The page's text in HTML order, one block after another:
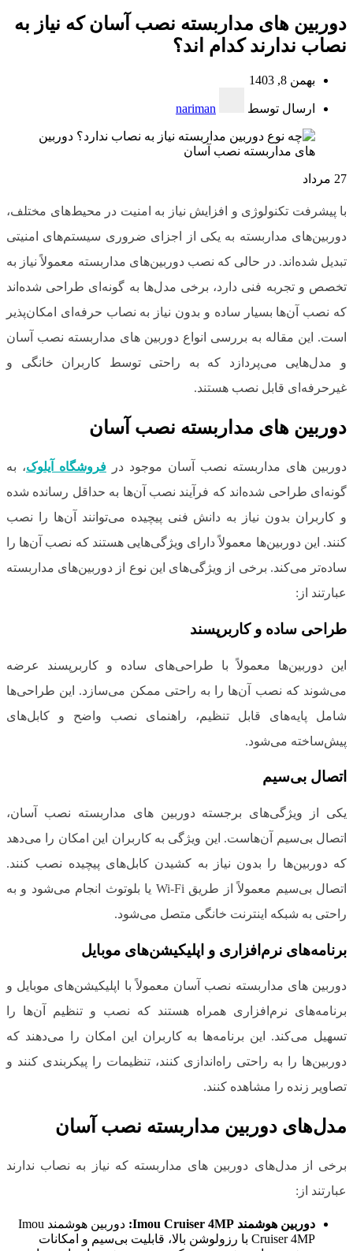
دوربین های مداربسته نصب آسان که نیاز به
نصاب ندارند کدام اند؟
بهمن 8, 1403
ارسال توسط nariman
27 مرداد
با پیشرفت تکنولوژی و افزایش نیاز به امنیت در محیط‌های مختلف،
دوربین‌های مداربسته به یکی از اجزای ضروری سیستم‌های امنیتی
تبدیل شده‌اند. در حالی که نصب دوربین‌های مداربسته معمولاً نیاز به
تخصص و تجربه فنی دارد، برخی مدل‌ها به گونه‌ای طراحی شده‌اند
که نصب آن‌ها بسیار ساده و بدون نیاز به نصاب حرفه‌ای امکان‌پذیر
است. این مقاله به بررسی انواع دوربین های مداربسته نصب آسان
و مدل‌هایی می‌پردازد که به راحتی توسط کاربران خانگی و
غیرحرفه‌ای قابل نصب هستند.
دوربین های مداربسته نصب آسان
دوربین های مداربسته نصب آسان موجود در فروشگاه آیلوک، به
گونه‌ای طراحی شده‌اند که فرآیند نصب آن‌ها به حداقل رسانده شده
و کاربران بدون نیاز به دانش فنی پیچیده می‌توانند آن‌ها را نصب
کنند. این دوربین‌ها معمولاً دارای ویژگی‌هایی هستند که نصب آن‌ها را
ساده‌تر می‌کند. برخی از ویژگی‌های این نوع از دوربین‌های مداربسته
عبارتند از:
طراحی ساده و کاربرپسند
این دوربین‌ها معمولاً با طراحی‌های ساده و کاربرپسند عرضه
می‌شوند که نصب آن‌ها را به راحتی ممکن می‌سازد. این طراحی‌ها
شامل پایه‌های قابل تنظیم، راهنمای نصب واضح و کابل‌های
پیش‌ساخته می‌شود.
اتصال بی‌سیم
یکی از ویژگی‌های برجسته دوربین های مداربسته نصب آسان،
اتصال بی‌سیم آن‌هاست. این ویژگی به کاربران این امکان را می‌دهد
که دوربین‌ها را بدون نیاز به کشیدن کابل‌های پیچیده نصب کنند.
اتصال بی‌سیم معمولاً از طریق Wi-Fi یا بلوتوث انجام می‌شود و به
راحتی به شبکه اینترنت خانگی متصل می‌شود.
برنامه‌های نرم‌افزاری و اپلیکیشن‌های موبایل
دوربین های مداربسته نصب آسان معمولاً با اپلیکیشن‌های موبایل و
برنامه‌های نرم‌افزاری همراه هستند که نصب و تنظیم آن‌ها را
تسهیل می‌کند. این برنامه‌ها به کاربران این امکان را می‌دهند که
دوربین‌ها را به راحتی راه‌اندازی کنند، تنظیمات را پیکربندی کنند و
تصاویر زنده را مشاهده کنند.
مدل‌های دوربین مداربسته نصب آسان
برخی از مدل‌های دوربین های مداربسته که نیاز به نصاب ندارند
عبارتند از:
دوربین هوشمند Imou Cruiser 4MP
:
دوربین هوشمند Imou
Cruiser 4MP با رزولوشن بالا، قابلیت بی‌سیم و امکانات